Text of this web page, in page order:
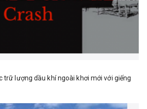
trữ lượng dầu khí ngoài khơi mới với giếng